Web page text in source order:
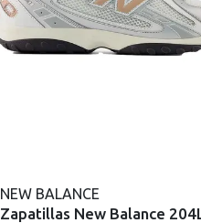
NEW BALANCE
Zapatillas New Balance 204L